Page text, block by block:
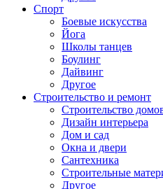
Спорт
Боевые искусства
Йога
Школы танцев
Боулинг
Дайвинг
Другое
Строительство и ремонт
Строительство
Дизайн интерьера
Дом и сад
Окна и двери
Сантехника
Строительные
Другое